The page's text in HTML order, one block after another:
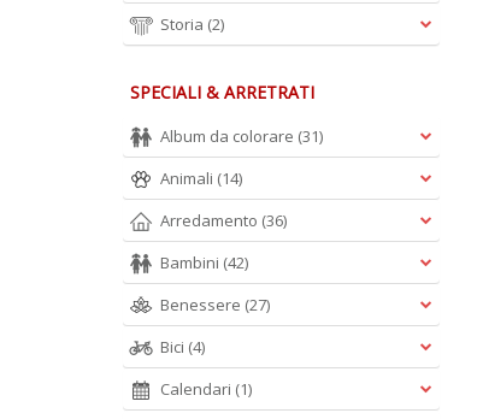
Della Wanderlust
Digitale
2.90 €
Shooting Di Primavera
5.90 €
Digitale
2.90 €
Storia (2)
SPECIALI & ARRETRATI
Album da colorare (31)
Animali (14)
Arredamento (36)
Bambini (42)
Benessere (27)
Bici (4)
Calendari (1)